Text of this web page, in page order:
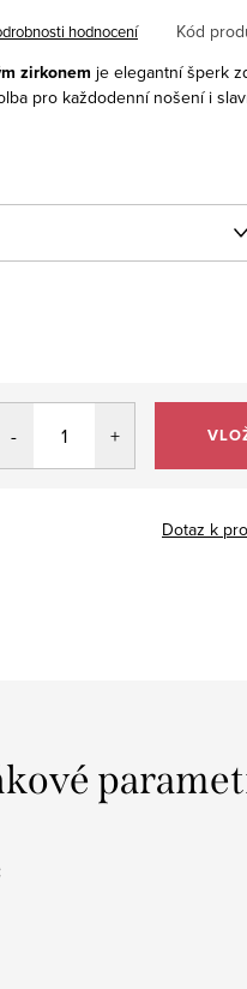
hodnocení Kód
zirkonem je elegantní šperk
pro každodenní nošení i
Dotaz k